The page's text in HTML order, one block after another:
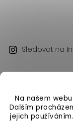
Na našem
Dalším
jejich
Sledovat na